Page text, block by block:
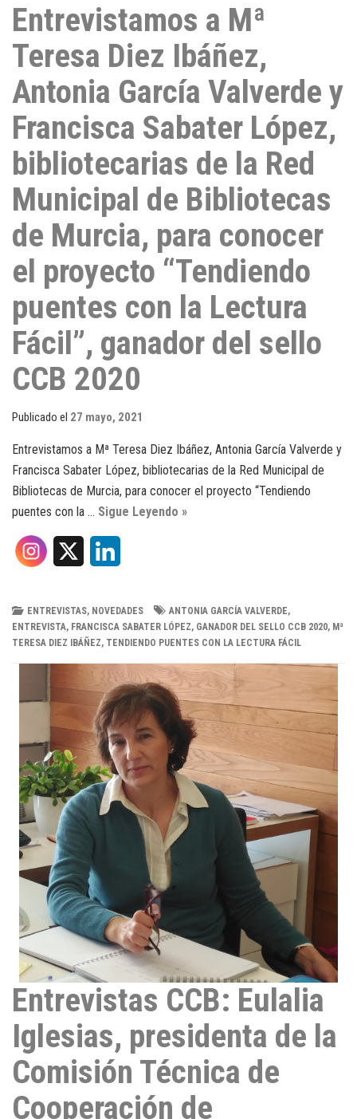
Entrevistamos a Mª
Teresa Diez Ibáñez,
Antonia García Valverde y
Francisca Sabater López,
bibliotecarias de la Red
Municipal de Bibliotecas
de Murcia, para conocer
el proyecto “Tendiendo
puentes con la Lectura
Fácil”, ganador del sello
CCB 2020
Publicado el 27 mayo, 2021
Entrevistamos a Mª Teresa Diez Ibáñez, Antonia García Valverde y
Francisca Sabater López, bibliotecarias de la Red Municipal de
Bibliotecas de Murcia, para conocer el proyecto “Tendiendo
puentes con la … Sigue Leyendo »
n
k
d
I
n
ENTREVISTAS, NOVEDADES ANTONIA GARCÍA VALVERDE,
ENTREVISTA, FRANCISCA SABATER LÓPEZ, GANADOR DEL SELLO CCB 2020, Mª
TERESA DIEZ IBÁÑEZ, TENDIENDO PUENTES CON LA LECTURA FÁCIL
Entrevistas CCB: Eulalia
Iglesias, presidenta de la
Comisión Técnica de
Cooperación de